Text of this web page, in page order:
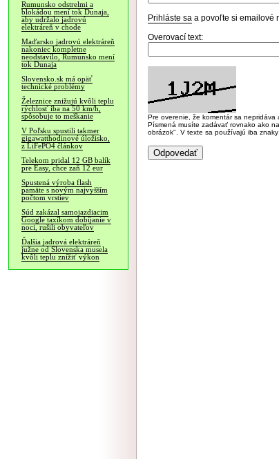
Rumunsko odstrelmi a
blokádou mení tok Dunaja,
aby udržalo jadrovú
elektráreň v chode
Maďarsko jadrovú elektráreň
nakoniec kompletne
neodstavilo, Rumunsko mení
tok Dunaja
Slovensko.sk má opäť
technické problémy
Železnice znižujú kvôli teplu
rýchlosť iba na 50 km/h,
spôsobuje to meškanie
V Poľsku spustili takmer
gigawatthodinové úložisko,
z LiFePO4 článkov
Telekom pridal 12 GB balík
pre Easy, chce zaň 12 eur
Spustená výroba flash
pamäte s novým najvyšším
počtom vrstiev
Súd zakázal samojazdiacim
Google taxíkom dobíjanie v
noci, rušili obyvateľov
Ďalšia jadrová elektráreň
južne od Slovenska musela
kvôli teplu znížiť výkon
Prihláste sa a povoľte si emailové
Overovací text:
Pre overenie, že komentár sa nepridáva
Písmená musíte zadávať rovnako ako
obrázok". V texte sa používajú iba